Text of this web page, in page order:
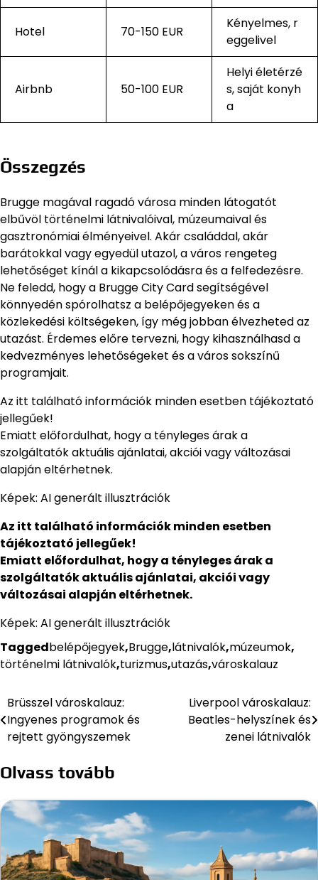
Hotel 70-150 EUR
Kényelmes, r
eggelivel
Airbnb 50-100 EUR
Helyi életérzé
s, saját konyh
a
Összegzés
Brugge magával ragadó városa minden látogatót
elbűvöl történelmi látnivalóival, múzeumaival és
gasztronómiai élményeivel. Akár családdal, akár
barátokkal vagy egyedül utazol, a város rengeteg
lehetőséget kínál a kikapcsolódásra és a felfedezésre.
Ne feledd, hogy a Brugge City Card segítségével
könnyedén spórolhatsz a belépőjegyeken és a
közlekedési költségeken, így még jobban élvezheted az
utazást. Érdemes előre tervezni, hogy kihasználhasd a
kedvezményes lehetőségeket és a város sokszínű
programjait.
Az itt található információk minden esetben tájékoztató
jellegűek!
Emiatt előfordulhat, hogy a tényleges árak a
szolgáltatók aktuális ajánlatai, akciói vagy változásai
alapján eltérhetnek.
Képek: AI generált illusztrációk
Az itt található információk minden esetben
tájékoztató jellegűek!
Emiatt előfordulhat, hogy a tényleges árak a
szolgáltatók aktuális ajánlatai, akciói vagy
változásai alapján eltérhetnek.
Képek: AI generált illusztrációk
Taggedbelépőjegyek,Brugge,látnivalók,múzeumok,
történelmi látnivalók,turizmus,utazás,városkalauz
Bejegyzés
navigáció
Brüsszel városkalauz:
Ingyenes programok és
rejtett gyöngyszemek
Liverpool városkalauz:
Beatles-helyszínek és
zenei látnivalók
Olvass tovább